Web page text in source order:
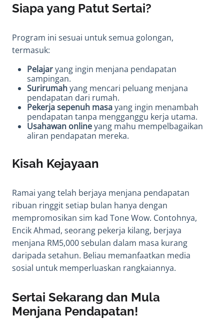
Siapa yang Patut Sertai?
Program ini sesuai untuk semua golongan,
termasuk:
Pelajaryang ingin menjana pendapatan
sampingan.
Surirumahyang mencari peluang menjana
pendapatan dari rumah.
Pekerja sepenuh masayang ingin menambah
pendapatan tanpa mengganggu kerja utama.
Usahawan onlineyang mahu mempelbagaikan
aliran pendapatan mereka.
Kisah Kejayaan
Ramai yang telah berjaya menjana pendapatan
ribuan ringgit setiap bulan hanya dengan
mempromosikan sim kad Tone Wow. Contohnya,
Encik Ahmad, seorang pekerja kilang, berjaya
menjana RM5,000 sebulan dalam masa kurang
daripada setahun. Beliau memanfaatkan media
sosial untuk memperluaskan rangkaiannya.
Sertai Sekarang dan Mula
Menjana Pendapatan!